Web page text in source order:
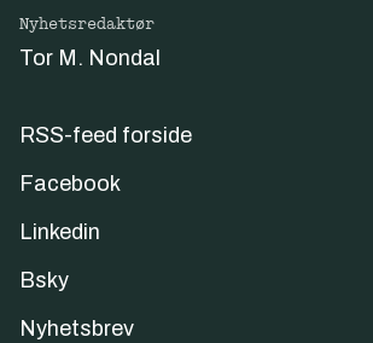
Nyhetsredaktør
Tor M. Nondal
RSS-feed forside
Facebook
Linkedin
Bsky
Nyhetsbrev